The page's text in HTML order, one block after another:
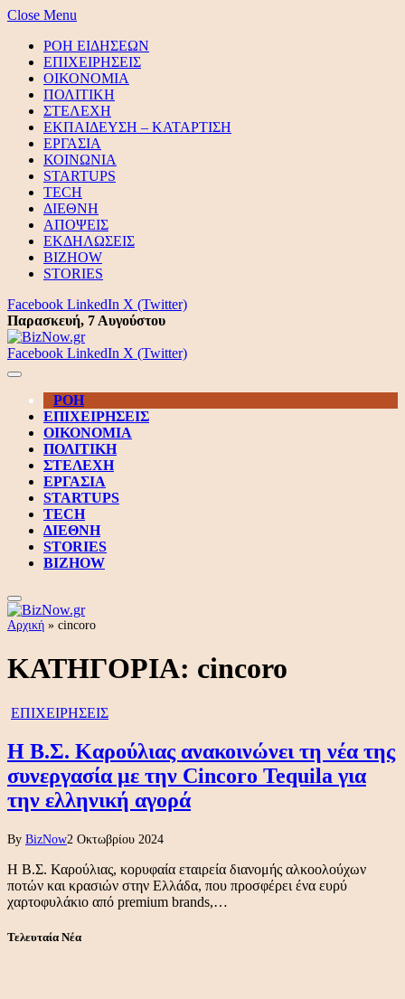
Close Menu
ΡΟΗ ΕΙΔΗΣΕΩΝ
ΕΠΙΧΕΙΡΗΣΕΙΣ
ΟΙΚΟΝΟΜΙΑ
ΠΟΛΙΤΙΚΗ
ΣΤΕΛΕΧΗ
ΕΚΠΑΙΔΕΥΣΗ – ΚΑΤΑΡΤΙΣΗ
ΕΡΓΑΣΙΑ
ΚΟΙΝΩΝΙΑ
STARTUPS
TECH
ΔΙΕΘΝΗ
ΑΠΟΨΕΙΣ
ΕΚΔΗΛΩΣΕΙΣ
BIZHOW
STORIES
Facebook LinkedIn X (Twitter)
Παρασκευή, 7 Αυγούστου
Facebook LinkedIn X (Twitter)
ΡΟΗ
ΕΠΙΧΕΙΡΗΣΕΙΣ
ΟΙΚΟΝΟΜΙΑ
ΠΟΛΙΤΙΚΗ
ΣΤΕΛΕΧΗ
ΕΡΓΑΣΙΑ
STARTUPS
TECH
ΔΙΕΘΝΗ
STORIES
BIZHOW
Αρχική » cincoro
ΚΑΤΗΓΟΡΙΑ: cincoro
ΕΠΙΧΕΙΡΗΣΕΙΣ
Η Β.Σ. Καρούλιας ανακοινώνει τη νέα της
συνεργασία με την Cincoro Tequila για
την ελληνική αγορά
By BizNow2 Οκτωβρίου 2024
Η Β.Σ. Καρούλιας, κορυφαία εταιρεία διανομής αλκοολούχων
ποτών και κρασιών στην Ελλάδα, που προσφέρει ένα ευρύ
χαρτοφυλάκιο από premium brands,…
Τελευταία Νέα